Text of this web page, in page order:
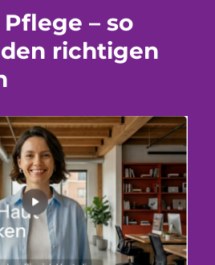
– so
richtigen